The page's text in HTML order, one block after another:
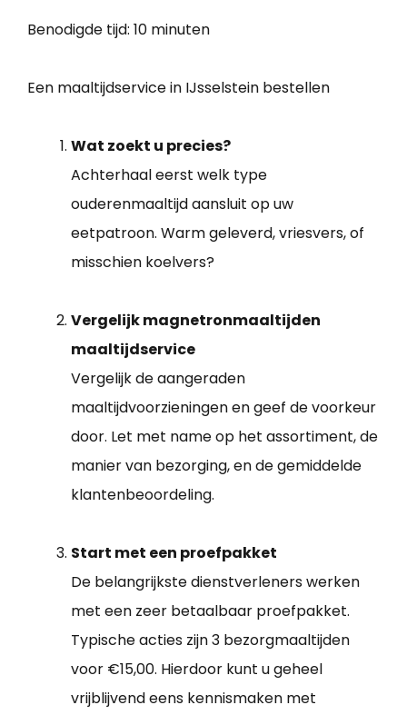
Benodigde tijd: 10 minuten
Een maaltijdservice in IJsselstein bestellen
Wat zoekt u precies?
Achterhaal eerst welk type
ouderenmaaltijd aansluit op uw
eetpatroon. Warm geleverd, vriesvers, of
misschien koelvers?
Vergelijk magnetronmaaltijden
maaltijdservice
Vergelijk de aangeraden
maaltijdvoorzieningen en geef de voorkeur
door. Let met name op het assortiment, de
manier van bezorging, en de gemiddelde
klantenbeoordeling.
Start met een proefpakket
De belangrijkste dienstverleners werken
met een zeer betaalbaar proefpakket.
Typische acties zijn 3 bezorgmaaltijden
voor €15,00. Hierdoor kunt u geheel
vrijblijvend eens kennismaken met